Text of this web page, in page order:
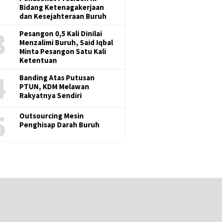
Bidang Ketenagakerjaan
dan Kesejahteraan Buruh
Pesangon 0,5 Kali Dinilai
Menzalimi Buruh, Said Iqbal
Minta Pesangon Satu Kali
Ketentuan
Banding Atas Putusan
PTUN, KDM Melawan
Rakyatnya Sendiri
Outsourcing Mesin
Penghisap Darah Buruh